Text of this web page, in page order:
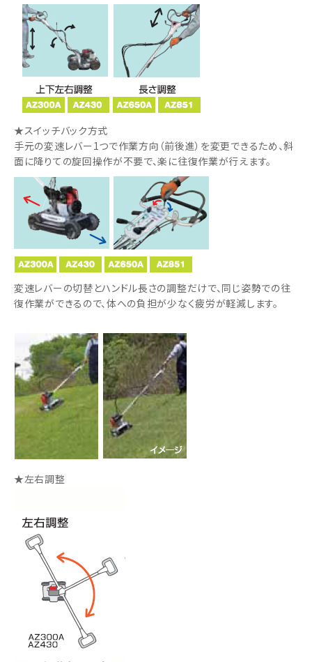
★スイッチバック方式
手元の変速レバー1つで作業方向（前後進）を変更できるため、斜
面に降りての旋回操作が不要で、楽に往復作業が行えます。
変速レバーの切替とハンドル長さの調整だけで、同じ姿勢での往
復作業ができるので、体への負担が少なく疲労が軽減します。
★左右調整